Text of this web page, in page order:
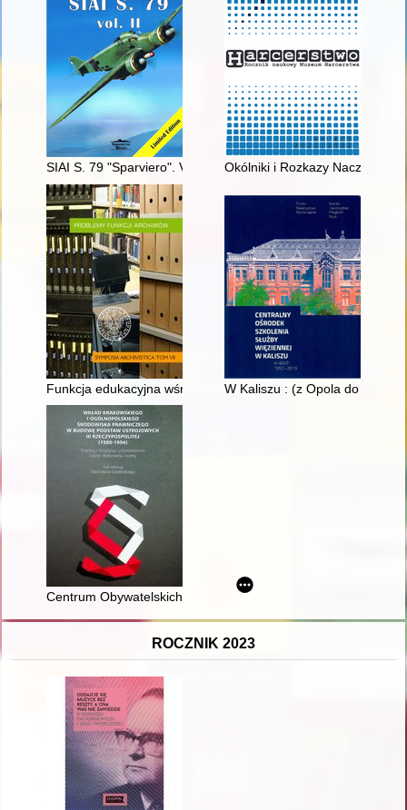
SIAI S. 79 "Sparviero". Vol. 2 Okólniki i Rozkazy
Funkcja edukacyjna wśród społecznych funkcji archiwów
W Kaliszu : (z Opola do
Centrum Obywatelskich Inicjatyw Ustawodawczych
ROCZNIK 2023